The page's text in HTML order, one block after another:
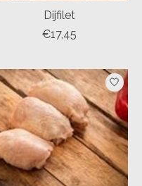
Dijfilet
€17,45